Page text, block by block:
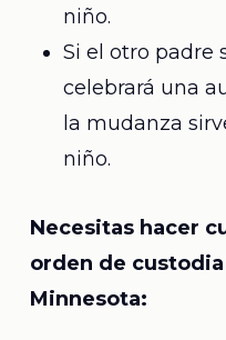
niño.
Si el otro padre
celebrará una
la mudanza
niño.
Necesitas hacer
orden de
Minnesota: